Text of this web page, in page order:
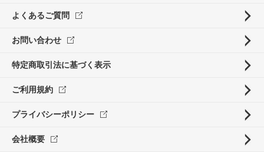
よくあるご質問
お問い合わせ
特定商取引法に基づく表示
ご利用規約
プライバシーポリシー
会社概要